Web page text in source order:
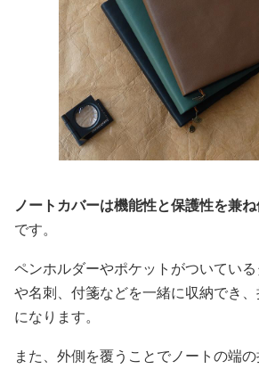
ノートカバーは機能性と保護性を兼
です。
ペンホルダーやポケットがついてい
や名刺、付箋などを一緒に収納でき
になります。
また、外側を覆うことでノートの端の